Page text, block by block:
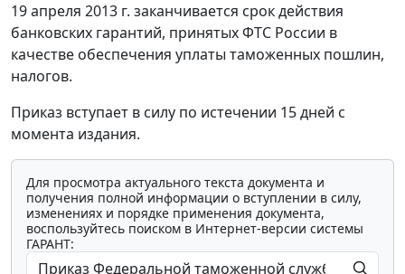
19 апреля 2013 г. заканчивается срок действия
банковских гарантий, принятых ФТС России в
качестве обеспечения уплаты таможенных пошлин,
налогов.
Приказ вступает в силу по истечении 15 дней с
момента издания.
Для просмотра актуального текста документа и
получения полной информации о вступлении в силу,
изменениях и порядке применения документа,
воспользуйтесь поиском в Интернет-версии системы
ГАРАНТ: